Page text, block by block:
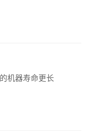
机器寿命更长